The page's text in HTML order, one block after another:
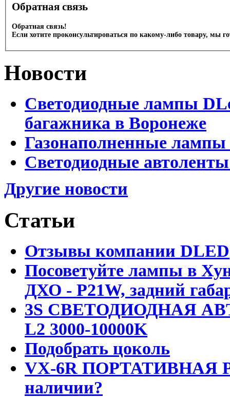
Обратная связь
Обратная связь!
Если хотите проконсультироваться по какому-либо товару, мы
Новости
Светодиодные лампы
багажника в Воронеже
Газонаполненные
Светодиодные
Другие новости
Статьи
Отзывы компании DLED
Посоветуйте лампы в
ДХО - P21W, задний
3S СВЕТОДИОДНАЯ
L2 3000-10000K
Подобрать цоколь
VX-6R ПОРТАТИВНАЯ
наличии?